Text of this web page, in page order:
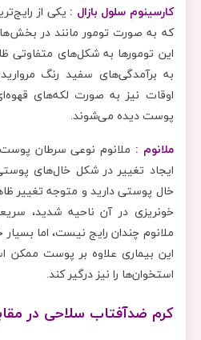
کارسینوم سلول بازال : یکی از
که به صورت تومور مانند در
این تومورها به شکل‌های
به برآمدگی‌های سفید رنگ
اوقات نیز به صورت لکه‌های
پوست دیده می‌شوند.
ملانوم : ملانوم نوعی سرطان
ایجاد تغییر در شکل خال‌های
خال پوستی دارید و متوجه تغییر
خونریزی در آن ناحیه شدید،
ملانوم چندان رایج نیست، اما
این بیماری علاوه بر پوست ممکن
استخوان‌ها را نیز درگیر کند.
کرم ضدآفتاب سلاحی در